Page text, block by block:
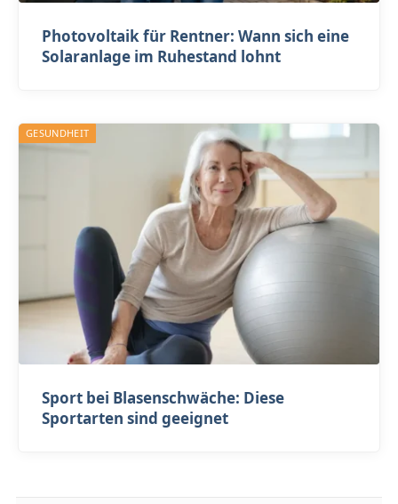
Photovoltaik für Rentner: Wann sich eine
Solaranlage im Ruhestand lohnt
GESUNDHEIT
Sport bei Blasenschwäche: Diese
Sportarten sind geeignet